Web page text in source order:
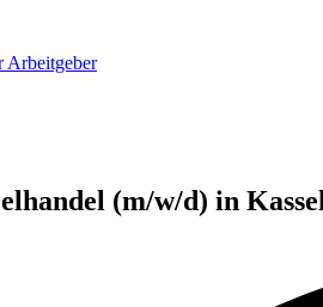
Arbeitgeber
(m/w/d) in